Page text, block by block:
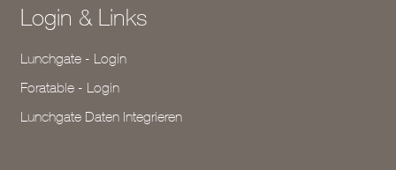
Login & Links
Lunchgate - Login
Foratable - Login
Lunchgate Daten Integrieren